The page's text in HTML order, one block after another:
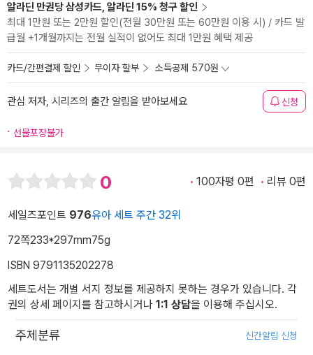
알라딘 만권당 삼성카드, 알라딘 15% 청구 할인
최대 1만원 또는 2만원 할인(전월 30만원 또는 60만원 이용 시) / 카드 발
급월 +1개월까지는 전월 실적이 없어도 최대 1만원 혜택 제공
카드/간편결제 할인 무이자 할부 소득공제 570원
관심 저자, 시리즈의 출간 알림을 받아보세요 신청
선물포장불가
0 100자평 0편 리뷰 0편
세일즈포인트 976유아 세트 주간 32위
72쪽233*297mm75g
ISBN 9791135202278
세트도서는 개별 서지 정보를 제공하지 못하는 경우가 있습니다. 각
권의 상세 페이지를 참고하시거나 1:1 상담을 이용해 주십시오.
주제분류 신간알림 신청